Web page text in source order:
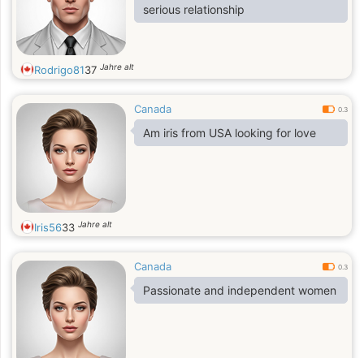
serious relationship
Rodrigo8137 Jahre alt
Canada 0.3
Am iris from USA looking for love
Iris5633 Jahre alt
Canada 0.3
Passionate and independent women